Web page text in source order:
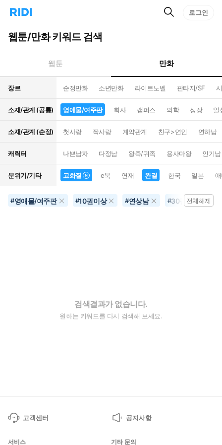
리
홈
으
턴
트
검
로그인
웹툰/만화 키워드 검색
웹툰 만화
장르 순정만화 소년만화 라이트노벨 판타지/SF
소재/관계 (공통) 영애물/여주판 회사 캠퍼스 의학 성장 일
소재/관계 (순정) 첫사랑 짝사랑 계약관계 친구>연인 연하남
캐릭터 나쁜남자 다정남 왕족/귀족 용사마왕 인기남
분위기/기타 고화질 e북 연재 완결 한국 일본
#영애물/여주판 #10권이상 #연상남 #30권이상
전체해제
검색결과가 없습니다.
원하는 키워드를 다시 검색해 보세요.
고객센터 공지사항
서비스 기타 문의